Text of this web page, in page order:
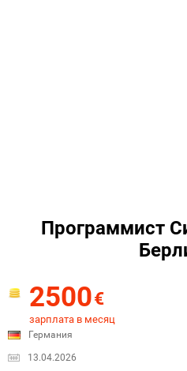
Программист
2500€
зарплата в месяц
Германия
13.04.2026